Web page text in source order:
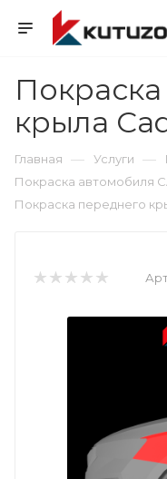
крыла
Главная — Услуги —
Покраска автомобиля
Покраска переднего